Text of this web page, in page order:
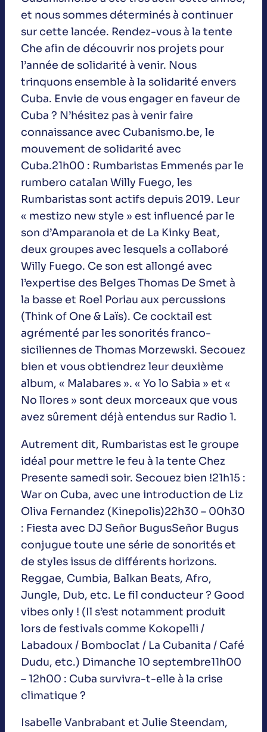
et nous sommes déterminés à continuer
sur cette lancée. Rendez-vous à la tente
Che afin de découvrir nos projets pour
l’année de solidarité à venir. Nous
trinquons ensemble à la solidarité envers
Cuba. Envie de vous engager en faveur de
Cuba ? N’hésitez pas à venir faire
connaissance avec Cubanismo.be, le
mouvement de solidarité avec
Cuba.21h00 : Rumbaristas Emmenés par le
rumbero catalan Willy Fuego, les
Rumbaristas sont actifs depuis 2019. Leur
« mestizo new style » est influencé par le
son d’Amparanoia et de La Kinky Beat,
deux groupes avec lesquels a collaboré
Willy Fuego. Ce son est allongé avec
l’expertise des Belges Thomas De Smet à
la basse et Roel Poriau aux percussions
(Think of One & Laïs). Ce cocktail est
agrémenté par les sonorités franco-
siciliennes de Thomas Morzewski. Secouez
bien et vous obtiendrez leur deuxième
album, « Malabares ». « Yo lo Sabia » et «
No llores » sont deux morceaux que vous
avez sûrement déjà entendus sur Radio 1.
Autrement dit, Rumbaristas est le groupe
idéal pour mettre le feu à la tente Chez
Presente samedi soir. Secouez bien !21h15 :
War on Cuba, avec une introduction de Liz
Oliva Fernandez (Kinepolis)22h30 – 00h30
: Fiesta avec DJ Señor BugusSeñor Bugus
conjugue toute une série de sonorités et
de styles issus de différents horizons.
Reggae, Cumbia, Balkan Beats, Afro,
Jungle, Dub, etc. Le fil conducteur ? Good
vibes only ! (Il s’est notamment produit
lors de festivals comme Kokopelli /
Labadoux / Bomboclat / La Cubanita / Café
Dudu, etc.) Dimanche 10 septembre11h00
– 12h00 : Cuba survivra-t-elle à la crise
climatique ?
Isabelle Vanbrabant et Julie Steendam,